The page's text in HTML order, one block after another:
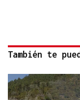
También te